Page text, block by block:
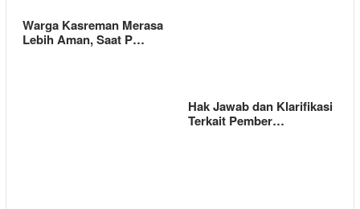
Warga Kasreman Merasa
Lebih Aman, Saat P…
Hak Jawab dan Klarifikasi
Terkait Pember…